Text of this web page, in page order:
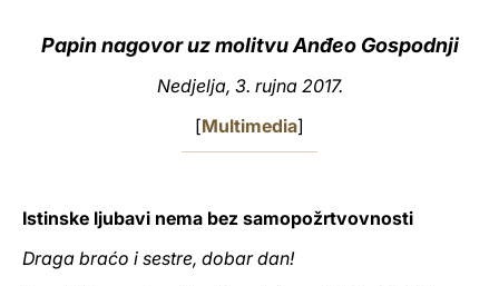
Papin nagovor uz molitvu Anđeo Gospodnji
Nedjelja, 3. rujna 2017.
[Multimedia]
Istinske ljubavi nema bez samopožrtvovnosti
Draga braćo i sestre, dobar dan!